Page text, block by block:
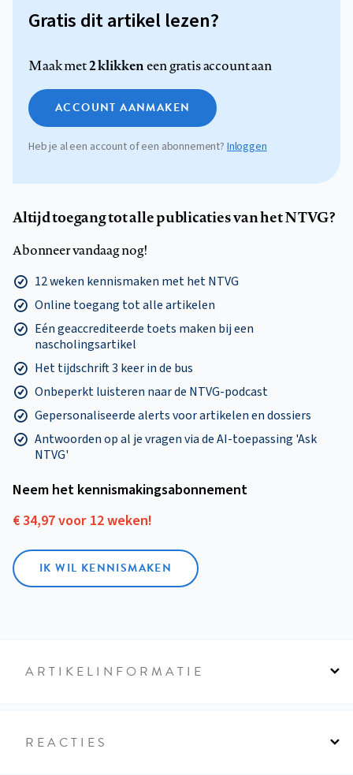
Gratis dit artikel lezen?
Maak met2 klikkeneen gratis account aan
ACCOUNT AANMAKEN
Heb je al een account of een abonnement? Inloggen
Altijd toegang tot alle publicaties van het NTVG?
Abonneer vandaag nog!
12 weken kennismaken met het NTVG
Online toegang tot alle artikelen
Eén geaccrediteerde toets maken bij een
nascholingsartikel
Het tijdschrift 3 keer in de bus
Onbeperkt luisteren naar de NTVG-podcast
Gepersonaliseerde alerts voor artikelen en dossiers
Antwoorden op al je vragen via de AI-toepassing 'Ask
NTVG'
Neem het kennismakings­abonnement
€ 34,97 voor 12 weken!
IK WIL KENNISMAKEN
ARTIKELINFORMATIE
REACTIES